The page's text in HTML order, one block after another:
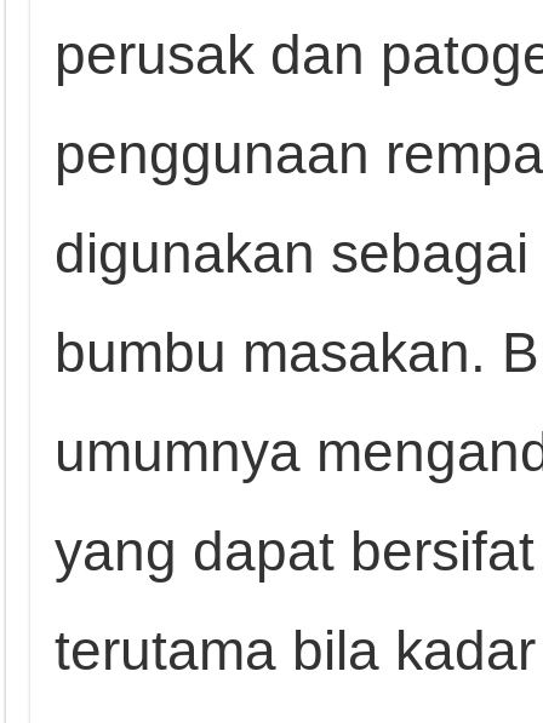
perusak dan
penggunaan
digunakan
bumbu masakan.
umumnya
yang dapat
terutama bila